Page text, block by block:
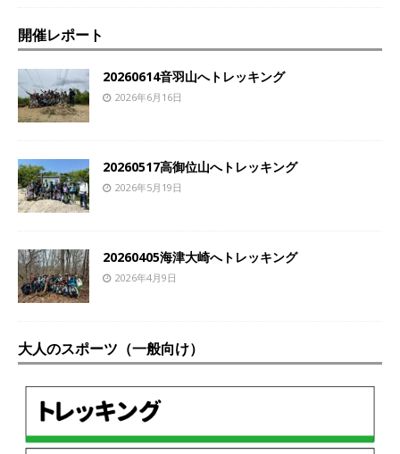
開催レポート
20260614音羽山へトレッキング
2026年6月16日
20260517高御位山へトレッキング
2026年5月19日
20260405海津大崎へトレッキング
2026年4月9日
大人のスポーツ（一般向け）